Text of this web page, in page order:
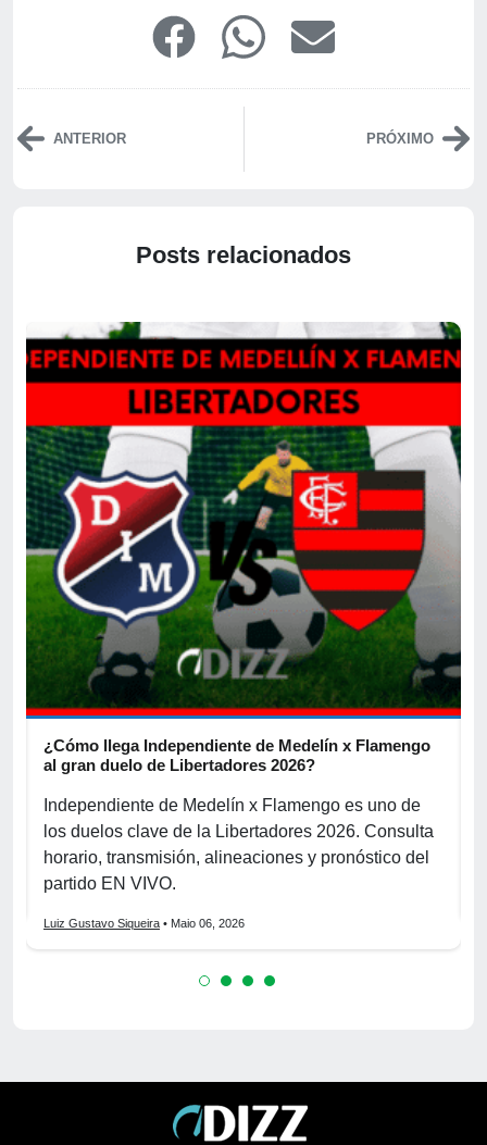
ANTERIOR PRÓXIMO
Posts relacionados
¿Cómo llega Independiente de Medelín x Flamengo
al gran duelo de Libertadores 2026?
Independiente de Medelín x Flamengo es uno de
los duelos clave de la Libertadores 2026. Consulta
horario, transmisión, alineaciones y pronóstico del
partido EN VIVO.
Luiz Gustavo Siqueira • Maio 06, 2026